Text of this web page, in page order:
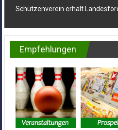
Schützenverein erhält
Empfehlungen